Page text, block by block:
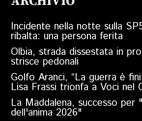
Incidente nella notte sulla
ribalta: una persona ferita
Olbia, strada dissestata in
strisce pedonali
Golfo Aranci, “La guerra è
Lisa Frassi trionfa a Voci nel
La Maddalena, successo per
dell'anima 2026"